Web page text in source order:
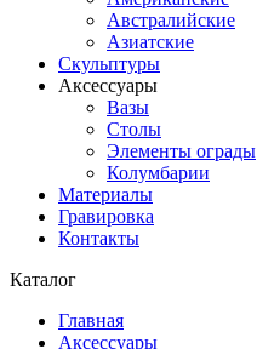
Австралийские
Азиатские
Скульптуры
Аксессуары
Вазы
Столы
Элементы ограды
Колумбарии
Материалы
Гравировка
Контакты
Каталог
Главная
Аксессуары